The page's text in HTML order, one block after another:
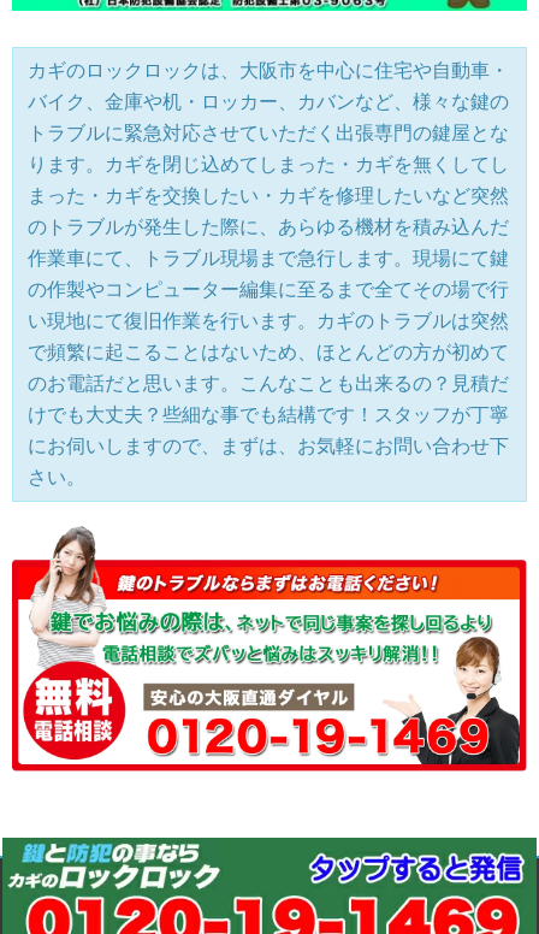
カギのロックロックは、大阪市を中心に住宅や自動車・
バイク、金庫や机・ロッカー、カバンなど、様々な鍵の
トラブルに緊急対応させていただく出張専門の鍵屋とな
ります。カギを閉じ込めてしまった・カギを無くしてし
まった・カギを交換したい・カギを修理したいなど突然
のトラブルが発生した際に、あらゆる機材を積み込んだ
作業車にて、トラブル現場まで急行します。現場にて鍵
の作製やコンピューター編集に至るまで全てその場で行
い現地にて復旧作業を行います。カギのトラブルは突然
で頻繁に起こることはないため、ほとんどの方が初めて
のお電話だと思います。こんなことも出来るの？見積だ
けでも大丈夫？些細な事でも結構です！スタッフが丁寧
にお伺いしますので、まずは、お気軽にお問い合わせ下
さい。